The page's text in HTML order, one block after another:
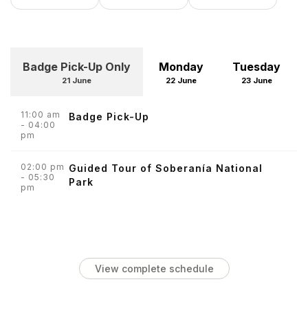
Badge Pick-Up Only
21 June
Monday
22 June
Tuesday
23 June
11:00 am
- 04:00
pm
Badge Pick-Up
02:00 pm
- 05:30
pm
Guided Tour of Soberanía National
Park
View complete schedule